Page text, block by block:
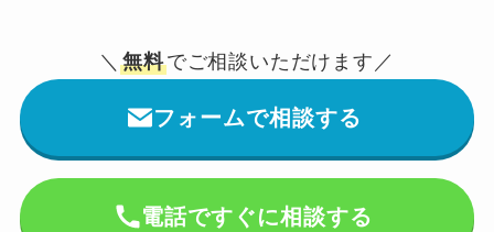
＼無料でご相談いただけます／
フォームで相談する
電話ですぐに相談する